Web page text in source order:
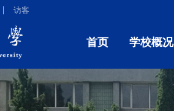
访客
首页 学校概况